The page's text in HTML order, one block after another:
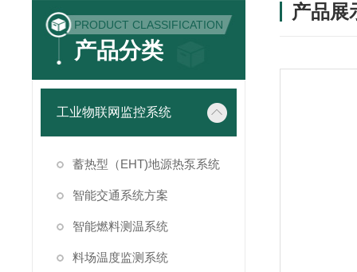
PRODUCT CLASSIFICATION
产品分类
工业物联网监控系统
蓄热型（EHT)地源热泵系统
智能交通系统方案
智能燃料测温系统
料场温度监测系统
产品展